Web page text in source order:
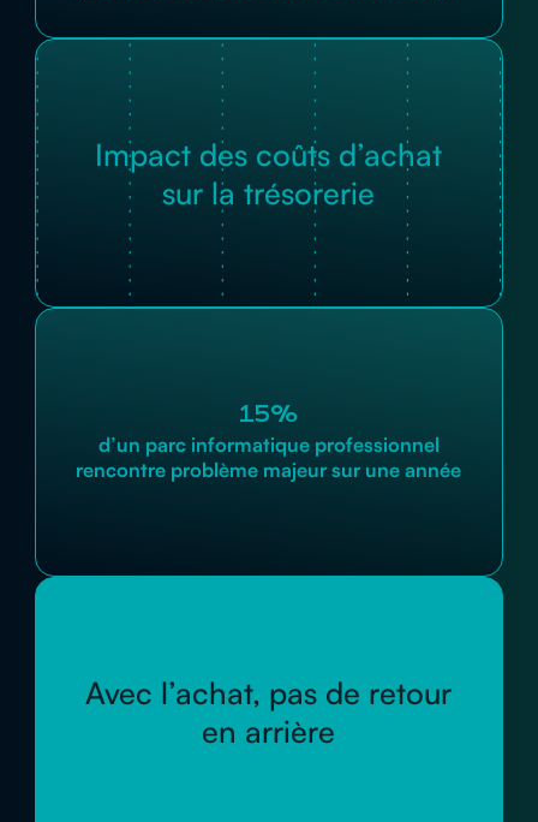
Impact des coûts d’achat
sur la trésorerie
15%
d’un parc informatique professionnel
rencontre problème majeur sur une année
Avec l’achat, pas de retour
en arrière